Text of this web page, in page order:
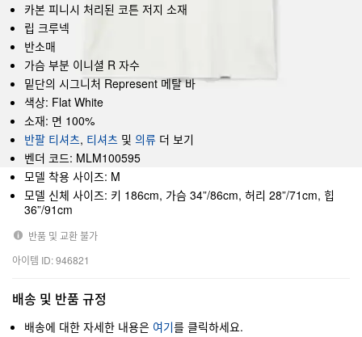
카본 피니시 처리된 코튼 저지 소재
립 크루넥
반소매
가슴 부분 이니셜 R 자수
밑단의 시그니처 Represent 메탈 바
색상: Flat White
소재: 면 100%
반팔 티셔츠, 티셔츠 및 의류 더 보기
벤더 코드: MLM100595
모델 착용 사이즈: M
모델 신체 사이즈: 키 186cm, 가슴 34”/86cm, 허리 28”/71cm, 힙
36”/91cm
반품 및 교환 불가
아이템 ID: 946821
배송 및 반품 규정
배송에 대한 자세한 내용은 여기를 클릭하세요.